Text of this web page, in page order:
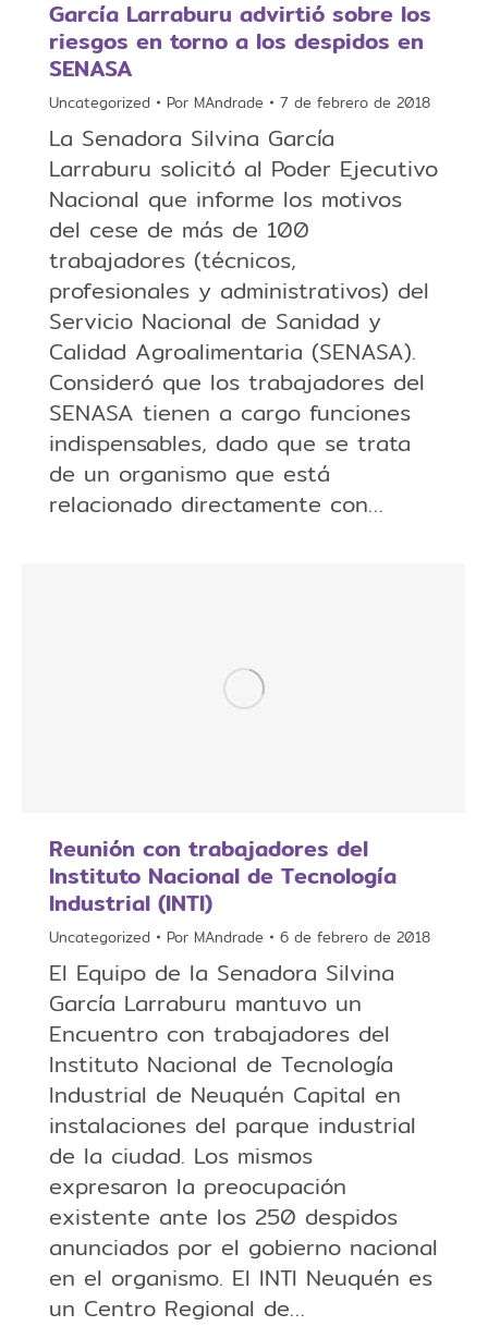
García Larraburu advirtió sobre los
riesgos en torno a los despidos en
SENASA
Uncategorized Por MAndrade 7 de febrero de 2018
La Senadora Silvina García
Larraburu solicitó al Poder Ejecutivo
Nacional que informe los motivos
del cese de más de 100
trabajadores (técnicos,
profesionales y administrativos) del
Servicio Nacional de Sanidad y
Calidad Agroalimentaria (SENASA).
Consideró que los trabajadores del
SENASA tienen a cargo funciones
indispensables, dado que se trata
de un organismo que está
relacionado directamente con…
Reunión con trabajadores del
Instituto Nacional de Tecnología
Industrial (INTI)
Uncategorized Por MAndrade 6 de febrero de 2018
El Equipo de la Senadora Silvina
García Larraburu mantuvo un
Encuentro con trabajadores del
Instituto Nacional de Tecnología
Industrial de Neuquén Capital en
instalaciones del parque industrial
de la ciudad. Los mismos
expresaron la preocupación
existente ante los 250 despidos
anunciados por el gobierno nacional
en el organismo. El INTI Neuquén es
un Centro Regional de…